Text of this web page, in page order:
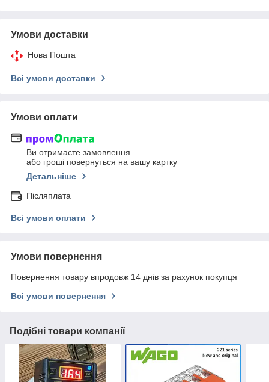
Умови доставки
Нова Пошта
Всі умови доставки
Умови оплати
Ви отримаєте замовлення
або гроші повернуться на вашу картку
Детальніше
Післяплата
Всі умови оплати
Умови повернення
Повернення товару впродовж 14 днів за рахунок покупця
Всі умови повернення
Подібні товари компанії